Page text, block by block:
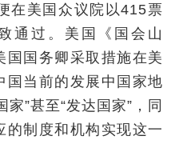
在美国众议院以415票
通过。美国《国会山
国国务卿采取措施在美
国当前的发展中国家地
”甚至“发达国家”，同
的制度和机构实现这一